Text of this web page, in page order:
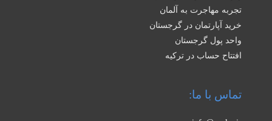
تجربه مهاجرت به آلمان
خرید آپارتمان در گرجستان
واحد پول گرجستان
افتتاح حساب در ترکیه
تماس با ما: